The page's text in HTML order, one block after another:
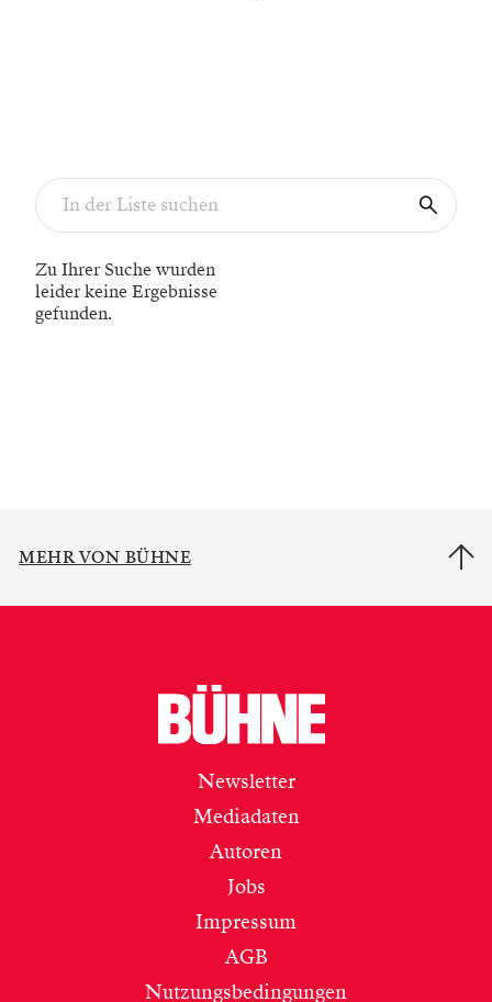
Zu Ihrer Suche wurden
leider keine Ergebnisse
gefunden.
MEHR VON BÜHNE
Newsletter
Mediadaten
Autoren
Jobs
Impressum
AGB
Nutzungsbedingungen